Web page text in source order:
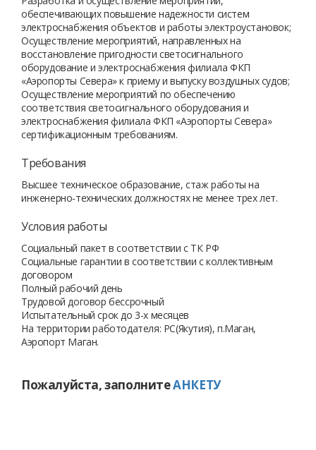
обеспечивающих повышение надежности систем
электроснабжения объектов и работы электроустановок;
Осуществление мероприятий, направленных на
восстановление пригодности светосигнального
оборудование и электроснабжения филиала ФКП
«Аэропорты Севера» к приему и выпуску воздушных судов;
Осуществление мероприятий по обеспечению
соответствия светосигнального оборудования и
электроснабжения филиала ФКП «Аэропорты Севера»
сертификационным требованиям.
Требования
Высшее техническое образование, стаж работы на
инженерно-технических должностях не менее трех лет.
Условия работы
Социальный пакет в соответствии с ТК РФ
Социальные гарантии в соответствии с коллективным
договором
Полный рабочий день
Трудовой договор бессрочный
Испытательный срок до 3-х месяцев
На территории работодателя: РС(Якутия), п.Маган,
Аэропорт Маган.
Пожалуйста, заполнитеАНКЕТУ